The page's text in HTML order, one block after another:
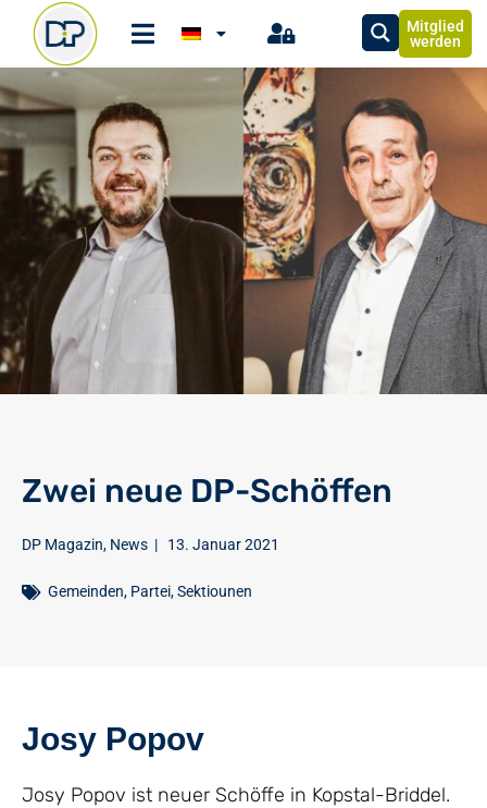
Mitglied
werden
Zwei neue DP-Schöffen
DP Magazin, News | 13. Januar 2021
Gemeinden, Partei,Sektiounen
Josy Popov
Josy Popov ist neuer Schöffe in Kopstal-Briddel.